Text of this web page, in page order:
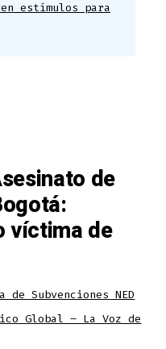
estímulos para
de
víctima de
Subvenciones NED
Global – La Voz de